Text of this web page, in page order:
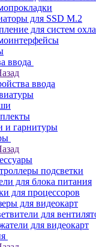
для SSD M.2
для систем
ввода
ввода
и гарнитуры
подсветки
для блока питания
для процессоров
для видеокарт
для
для видеокарт